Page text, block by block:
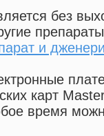
без
и
карт
время